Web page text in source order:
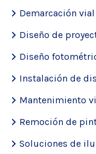
Demarcación vial
Diseño de
Diseño
Instalación de
Mantenimiento
Remoción de
Soluciones de